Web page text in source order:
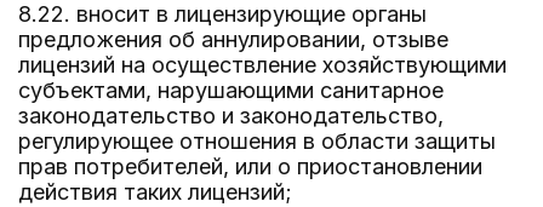
8.22. вносит в лицензирующие органы
предложения об аннулировании, отзыве
лицензий на осуществление хозяйствующими
субъектами, нарушающими санитарное
законодательство и законодательство,
регулирующее отношения в области защиты
прав потребителей, или о приостановлении
действия таких лицензий;